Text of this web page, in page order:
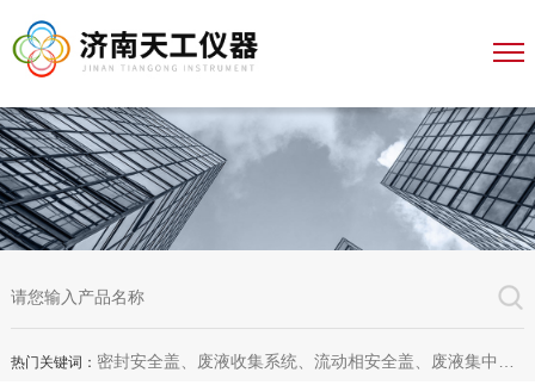
热门关键词： 密封安全盖、废液收集系统、流动相安全盖、废液集中收集系统、废液收集漏斗，全自动溶出杯清洗仪、全自动溶出脱气机、无管道通风柜、无管道药品柜